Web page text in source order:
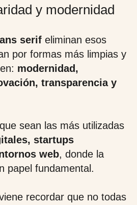
y modernidad
serif eliminan esos
por formas más limpias y
modernidad,
transparencia y
sean las más utilizadas
startups
web, donde la
papel fundamental.
recordar que no todas